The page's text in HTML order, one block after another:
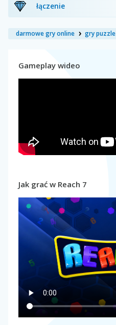
łączenie
darmowe gry online gry puzzle
Gameplay wideo
Jak grać w Reach 7